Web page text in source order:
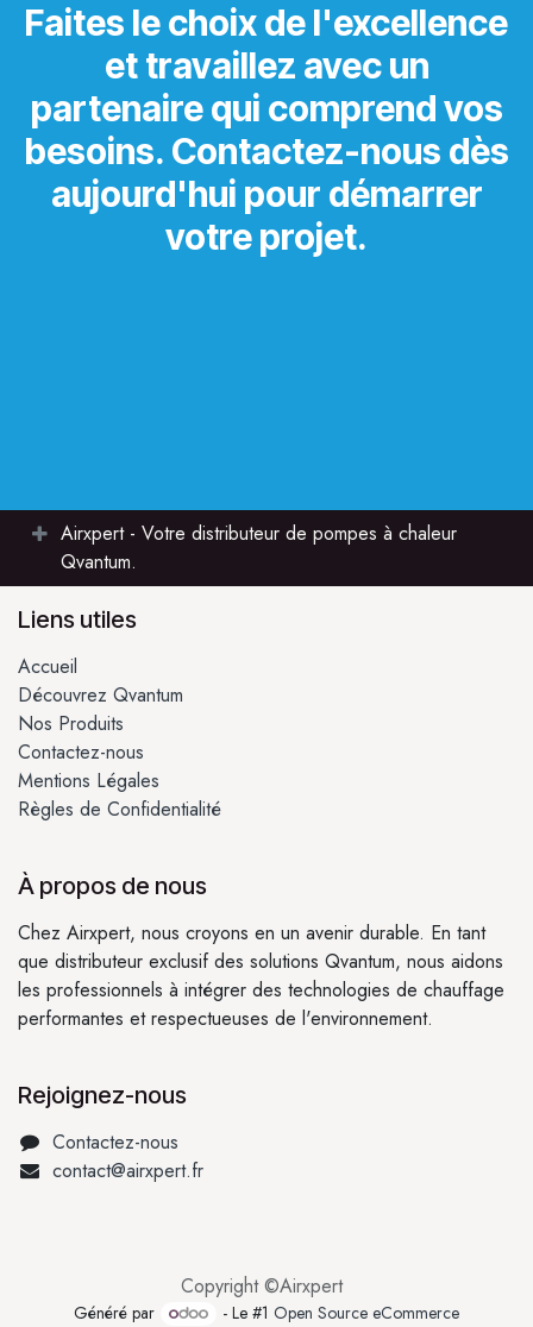
Faites le choix de l'excellence
et travaillez avec un
partenaire qui comprend vos
besoins. Contactez-nous dès
aujourd'hui pour démarrer
votre projet.
Airxpert - Votre distributeur de pompes à chaleur
Qvantum.
Liens utiles
Accueil
Découvrez Qvantum
Nos Produits
Contactez-nous
Mentions Légales
Règles de Confidentialité
À propos de nous
Chez Airxpert, nous croyons en un avenir durable. En tant
que distributeur exclusif des solutions Qvantum, nous aidons
les professionnels à intégrer des technologies de chauffage
performantes et respectueuses de l'environnement.
Rejoignez-nous
Contactez-nous
contact@airxpert.fr
Copyright ©Airxpert
Généré par - Le #1 Open Source eCommerce